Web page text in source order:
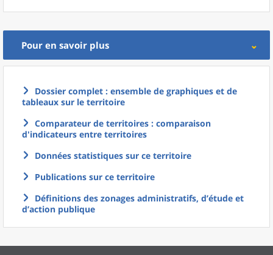
Pour en savoir plus
Dossier complet : ensemble de graphiques et de
tableaux sur le territoire
Comparateur de territoires : comparaison
d'indicateurs entre territoires
Données statistiques sur ce territoire
Publications sur ce territoire
Définitions des zonages administratifs, d’étude et
d’action publique